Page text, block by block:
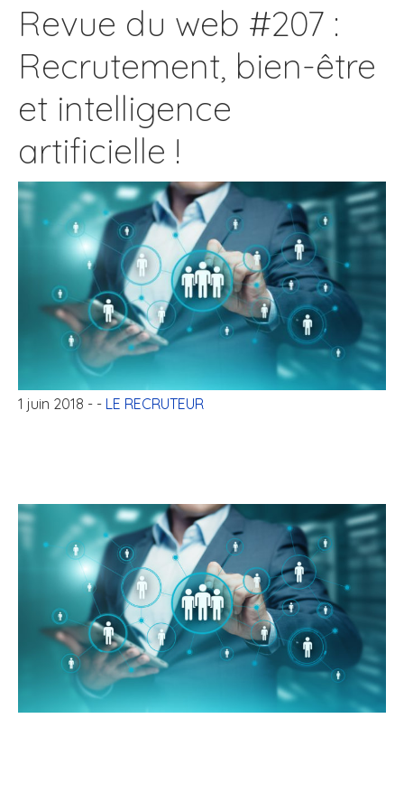
Revue du web #207 :
Recrutement, bien-être
et intelligence
artificielle !
1 juin 2018 - - LE RECRUTEUR